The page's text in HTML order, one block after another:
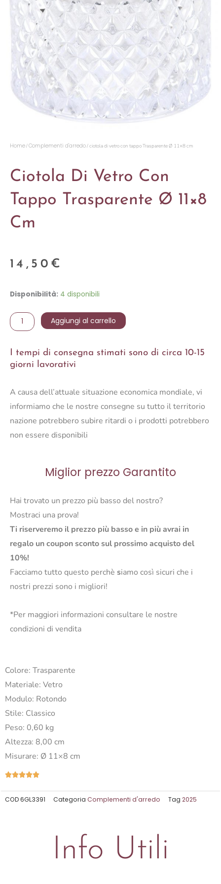
Home/Complementi d'arredo/ ciotola di vetro con tappo Trasparente Ø 11×8 cm
Ciotola Di Vetro Con
Tappo Trasparente Ø 11×8
Cm
14,50 €
Disponibilità: 4 disponibili
ciotola
vetro
con
Trasparente
Ø
cm
quantità
Aggiungi al carrello
I tempi di consegna stimati sono di circa 10-15
giorni lavorativi
A causa dell’attuale situazione economica mondiale, vi
informiamo che le nostre consegne su tutto il territorio
nazione potrebbero subire ritardi o i prodotti potrebbero
non essere disponibili
Miglior prezzo Garantito
Hai trovato un prezzo più basso del nostro?
Mostraci una prova!
Ti riserveremo il prezzo più basso e in più avrai in
regalo un coupon sconto sul prossimo acquisto del
10%!
Facciamo tutto questo perchè siamo così sicuri che i
nostri prezzi sono i migliori!
*Per maggiori informazioni consultare le nostre
condizioni di vendita
Colore: Trasparente
Materiale: Vetro
Modulo: Rotondo
Stile: Classico
Peso: 0,60 kg
Altezza: 8,00 cm
Misurare: Ø 11×8 cm
Valutazione
su
COD6GL3391 Categoria Complementi d'arredo Tag 2025
Info Utili